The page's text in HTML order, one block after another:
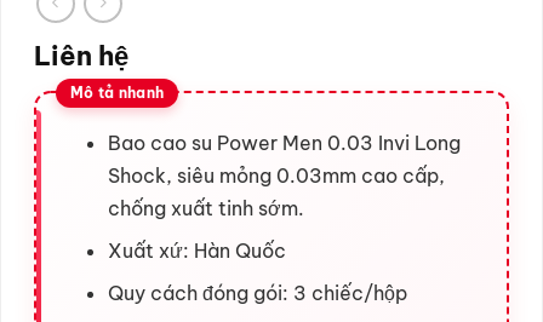
Liên hệ
Bao cao su Power Men 0.03 Invi Long
Shock, siêu mỏng 0.03mm cao cấp,
chống xuất tinh sớm.
Xuất xứ: Hàn Quốc
Quy cách đóng gói: 3 chiếc/hộp